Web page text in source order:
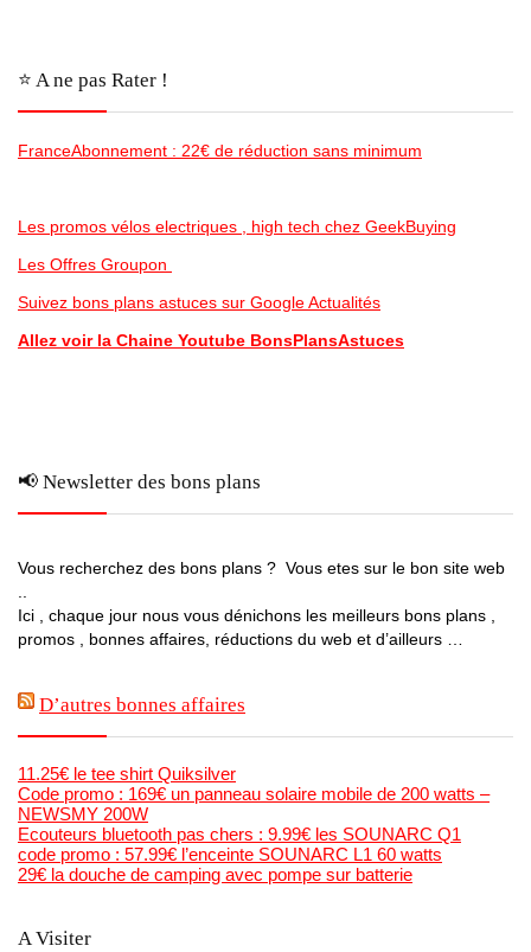
⭐️ A ne pas Rater !
FranceAbonnement : 22€ de réduction sans minimum
Les promos vélos electriques , high tech chez GeekBuying
Les Offres Groupon
Suivez bons plans astuces sur Google Actualités
Allez voir la Chaine Youtube BonsPlansAstuces
📢 Newsletter des bons plans
Vous recherchez des bons plans ? Vous etes sur le bon site web
Ici , chaque jour nous vous dénichons les meilleurs bons plans ,
promos , bonnes affaires, réductions du web et d’ailleurs …
D’autres bonnes affaires
11.25€ le tee shirt Quiksilver
Code promo : 169€ un panneau solaire mobile de 200 watts –
NEWSMY 200W
Ecouteurs bluetooth pas chers : 9.99€ les SOUNARC Q1
code promo : 57.99€ l’enceinte SOUNARC L1 60 watts
29€ la douche de camping avec pompe sur batterie
A Visiter